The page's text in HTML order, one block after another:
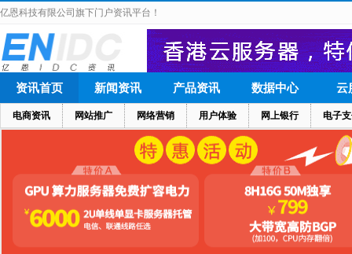
亿恩科技有限公司旗下门户资讯平台！
资讯首页
电商资讯 网站推广 网络营销 用户体验 网上银行 电子
新闻资讯 产品资讯 数据中心 云